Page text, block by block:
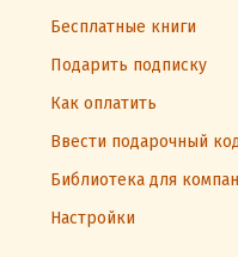
Бесплатные книги
Подарить подписку
Как оплатить
Ввести подарочный
Библиотека для
Настройки